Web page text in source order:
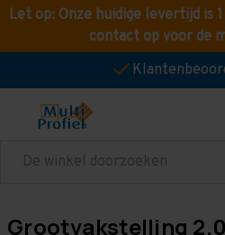
Let op: Onze huidige levertijd is
contact op voor de
Zoeken
Grootvakstelling